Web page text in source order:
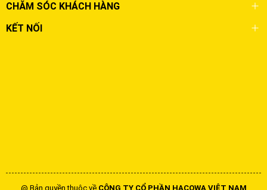
CHĂM SÓC KHÁCH HÀNG
KẾT NỐI
@ Bản quyền thuộc về CÔNG TY CỔ PHẦN HACOWA VIỆT NAM